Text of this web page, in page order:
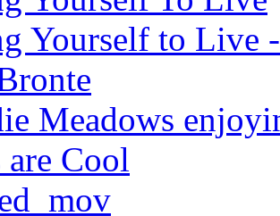
Yourself to Live -
Meadows
are Cool